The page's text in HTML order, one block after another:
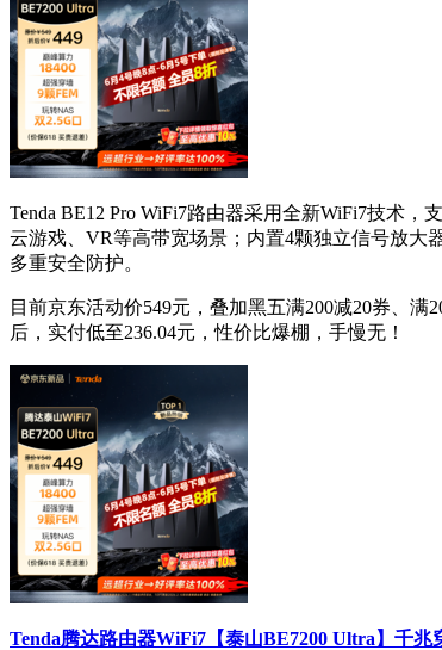
Tenda BE12 Pro WiFi7路由器采用全新WiFi7技术
云游戏、VR等高带宽场景；内置4颗独立信号放大
多重安全防护。
目前京东活动价549元，叠加黑五满200减20券、
后，实付低至236.04元，性价比爆棚，手慢无！
Tenda腾达路由器WiFi7【泰山BE7200 Ultra】千